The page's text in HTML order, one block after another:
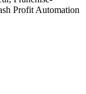
Profit Automation